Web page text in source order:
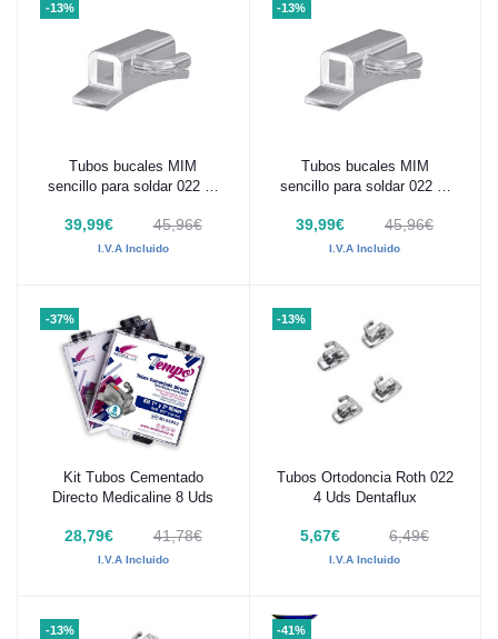
-13%
Añadir al carrito
Tubos bucales MIM
sencillo para soldar 022 0º
39,99€ 45,96€
I.V.A Incluido
-13%
Añadir al carrito
Tubos bucales MIM
sencillo para soldar 022 0º
39,99€ 45,96€
I.V.A Incluido
-37%
Añadir al carrito
Kit Tubos Cementado
Directo Medicaline 8 Uds
28,79€ 41,78€
I.V.A Incluido
-13%
Añadir al carrito
Tubos Ortodoncia Roth 022
4 Uds Dentaflux
5,67€ 6,49€
I.V.A Incluido
-13% -41%